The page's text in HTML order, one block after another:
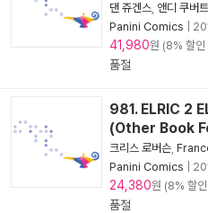
댄 쥬겐스 앤디 쿠버트
Panini Comics
41,980원 (8% 할
품절
981. ELRIC 2
(Other Book
크리스 로버슨
Panini Comics
24,380원 (8% 할
품절